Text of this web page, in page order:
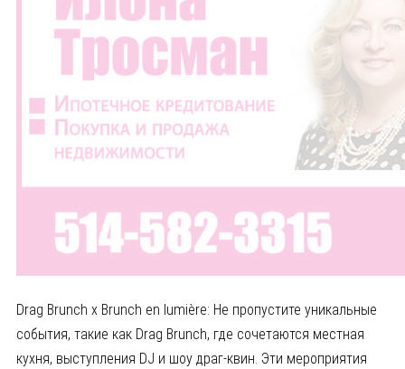
Drag Brunch x Brunch en lumière: Не пропустите уникальные
события, такие как Drag Brunch, где сочетаются местная
кухня, выступления DJ и шоу драг-квин. Эти мероприятия